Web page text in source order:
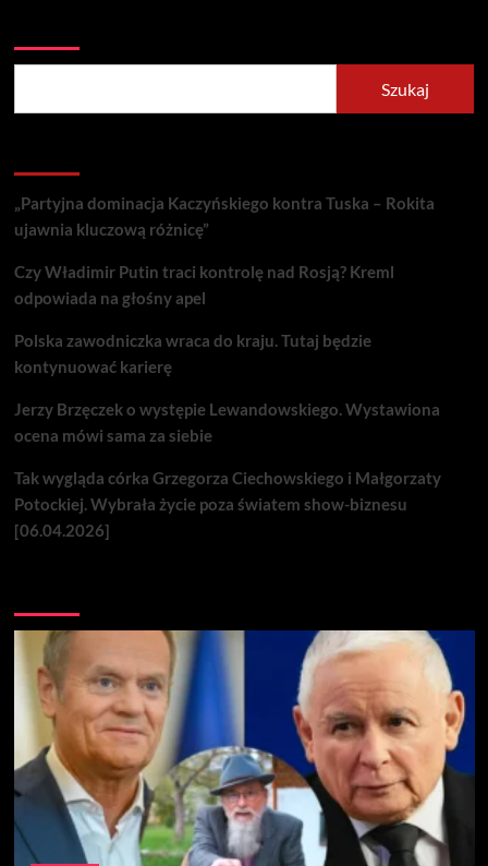
Szukaj
„Partyjna dominacja Kaczyńskiego kontra Tuska – Rokita
ujawnia kluczową różnicę”
Czy Władimir Putin traci kontrolę nad Rosją? Kreml
odpowiada na głośny apel
Polska zawodniczka wraca do kraju. Tutaj będzie
kontynuować karierę
Jerzy Brzęczek o występie Lewandowskiego. Wystawiona
ocena mówi sama za siebie
Tak wygląda córka Grzegorza Ciechowskiego i Małgorzaty
Potockiej. Wybrała życie poza światem show-biznesu
[06.04.2026]